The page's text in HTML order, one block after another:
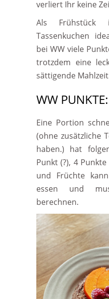
verliert Ihr keine
Als Frühstück
Tassenkuchen
bei WW viele
trotzdem eine
sättigende
WW PUNKTE:
Eine Portion
(ohne zusätzliche
haben.) hat
Punkt (?), 4
und Früchte
essen und
berechnen.